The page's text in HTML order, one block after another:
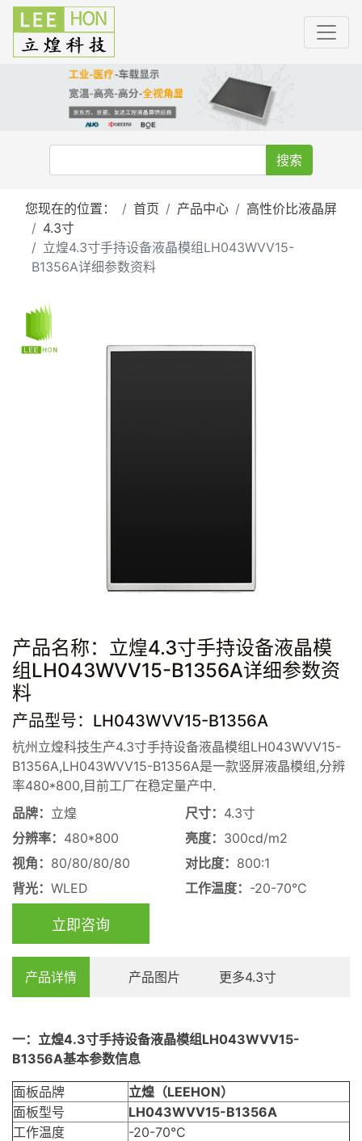
搜索
您现在的位置： 首页 产品中心
高性价比液晶屏
4.3寸
立煌4.3寸手持设备液晶模组LH043WVV15-
B1356A详细参数资料
产品名称：立煌4.3寸手持设备液晶模
组LH043WVV15-B1356A详细参数资
料
产品型号：LH043WVV15-B1356A
杭州立煌科技生产4.3寸手持设备液晶模组LH043WVV15-
B1356A,LH043WVV15-B1356A是一款竖屏液晶模组,分辨
率480*800,目前工厂在稳定量产中.
品牌： 立煌 尺寸： 4.3寸
分辨率： 480*800 亮度： 300cd/m2
视角： 80/80/80/80 对比度： 800:1
背光： WLED 工作温度： -20-70°C
立即咨询
产品详情 产品图片 更多4.3寸
一： 立煌4.3寸手持设备液晶模组LH043WVV15-
B1356A基本参数信息
面板品牌 立煌 （LEEHON）
面板型号
LH043WVV15-B1356A
工作温度
-20-70°C